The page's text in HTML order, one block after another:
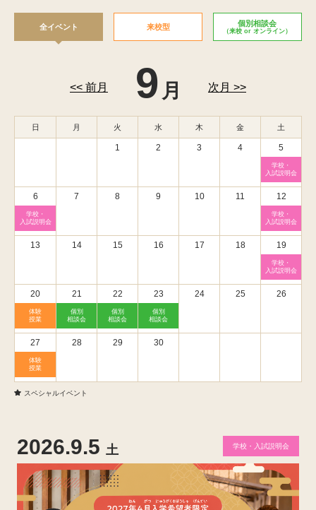
全イベント 来校型 個別相談会
（来校 or オンライン）
9 月
<< 前月 次月 >>
日 月 火 水 木 金 土
1 2 3 4 5
学校・
入試説明会
6
学校・
入試説明会
7 8 9 10 11 12
学校・
入試説明会
13 14 15 16 17 18 19
学校・
入試説明会
20
体験
授業
21
個別
相談会
22
個別
相談会
23
個別
相談会
24 25 26
27
体験
授業
28 29 30
スペシャルイベント
2026.9.5 土 学校・入試説明会